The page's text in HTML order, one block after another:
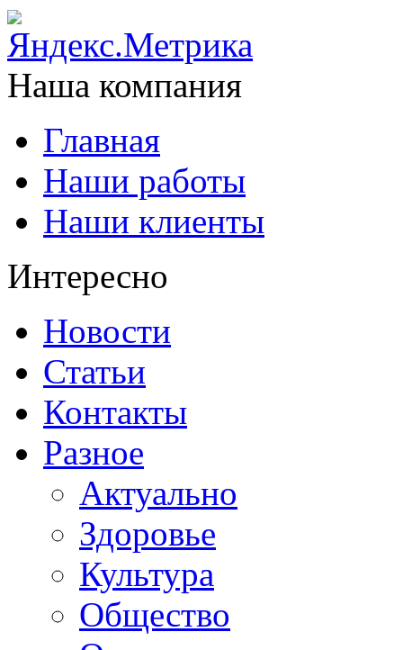
Наша компания
Главная
Наши работы
Наши клиенты
Интересно
Новости
Статьи
Контакты
Разное
Актуально
Здоровье
Культура
Общество